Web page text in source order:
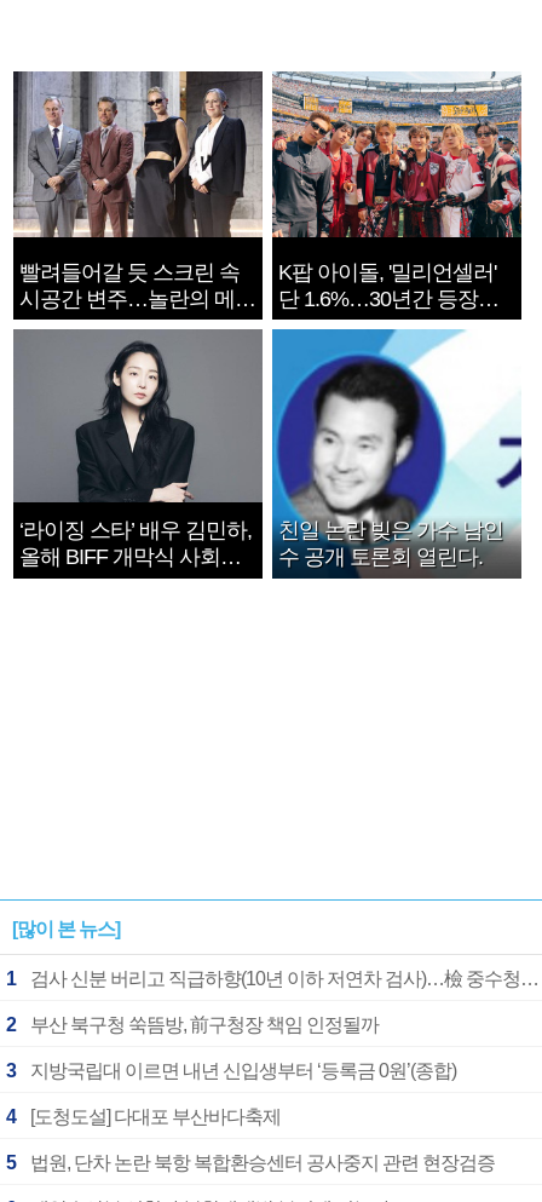
빨려들어갈 듯 스크린 속
시공간 변주…놀란의 메시
지는 ‘전쟁 속죄’
K팝 아이돌, '밀리언셀러'
단 1.6%…30년간 등장
1182개팀 전수조사
‘라이징 스타’ 배우 김민하,
올해 BIFF 개막식 사회자
확정
친일 논란 빚은 가수 남인
수 공개 토론회 열린다.
[많이 본 뉴스]
1 검사 신분 버리고 직급하향(10년 이하 저연차 검사)…檢 중수청행 기피
2 부산 북구청 쑥뜸방, 前구청장 책임 인정될까
3 지방국립대 이르면 내년 신입생부터 ‘등록금 0원’(종합)
4 [도청도설] 다대포 부산바다축제
5 법원, 단차 논란 북항 복합환승센터 공사중지 관련 현장검증